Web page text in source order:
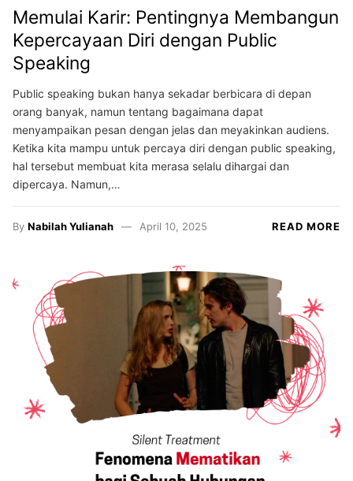
Memulai Karir: Pentingnya Membangun
Kepercayaan Diri dengan Public
Speaking
Public speaking bukan hanya sekadar berbicara di depan
orang banyak, namun tentang bagaimana dapat
menyampaikan pesan dengan jelas dan meyakinkan audiens.
Ketika kita mampu untuk percaya diri dengan public speaking,
hal tersebut membuat kita merasa selalu dihargai dan
dipercaya. Namun,…
By Nabilah Yulianah April 10, 2025 READ MORE